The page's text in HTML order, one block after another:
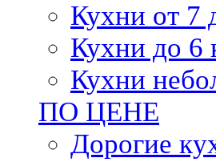
Кухни от 7
Кухни до 6
Кухни
ПО ЦЕНЕ
Дорогие